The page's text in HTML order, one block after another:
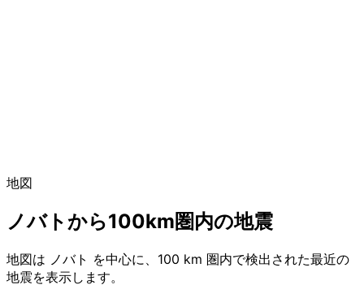
地図
ノバトから100km圏内の地震
地図は ノバト を中心に、100 km 圏内で検出された最近の
地震を表示します。